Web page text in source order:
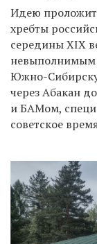
Идею
хребты
середины XIX
невыполнимым
Южно-
через Абакан
и БАМом,
советское